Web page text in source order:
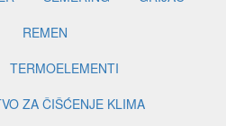
REMEN
TERMOELEMENTI
ZA ČIŠĆENJE KLIMA